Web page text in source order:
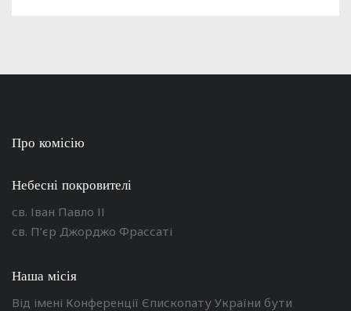
Про комісію
Небесні покровителі
св. Іван Павло ІІ
св. П’єр Джорджо Фрассаті
Наша місія
Від імені Конференції Єпископату України бути